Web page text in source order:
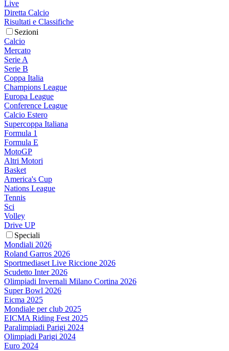
Live
Diretta Calcio
Risultati e Classifiche
Sezioni
Calcio
Mercato
Serie A
Serie B
Coppa Italia
Champions League
Europa League
Conference League
Calcio Estero
Supercoppa Italiana
Formula 1
Formula E
MotoGP
Altri Motori
Basket
America's Cup
Nations League
Tennis
Sci
Volley
Drive UP
Speciali
Mondiali 2026
Roland Garros 2026
Sportmediaset Live Riccione 2026
Scudetto Inter 2026
Olimpiadi Invernali Milano Cortina 2026
Super Bowl 2026
Eicma 2025
Mondiale per club 2025
EICMA Riding Fest 2025
Paralimpiadi Parigi 2024
Olimpiadi Parigi 2024
Euro 2024